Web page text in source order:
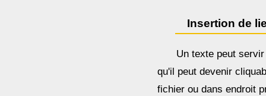
Insertion de
Un texte peut
qu'il peut devenir
fichier ou dans endroit